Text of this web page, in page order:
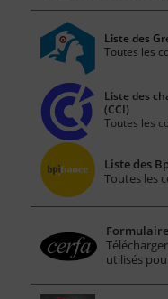
Liste des
Toutes les
Liste des
(CCI)
Toutes les
Liste des
Toutes les
utilisés